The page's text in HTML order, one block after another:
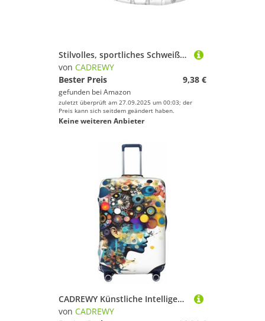
Stilvolles, sportliches Schweißband mit grauem Holz- und Vogelaufdruck, dehnbar, atmungsaktiv und feuchtigkeitsableitend, Stirnband für das Fitnessstudio
von CADREWY
Bester Preis
9,38 €
gefunden bei Amazon
zuletzt überprüft am 27.09.2025 um 00:03; der
Preis kann sich seitdem geändert haben.
Keine weiteren Anbieter
CADREWY Künstliche Intelligenz, Gehirndruck, Reisekoffer-Abdeckung, Gepäckschutz mit Gummizug, kratzfest, für Handgepäck, Schwarz, Medium
von CADREWY